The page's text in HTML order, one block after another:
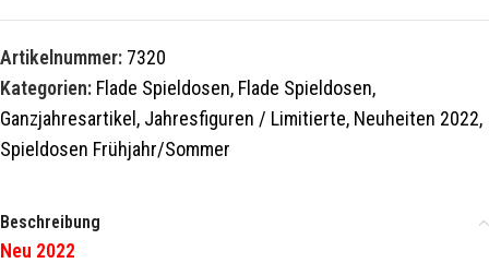
Artikelnummer: 7320
Kategorien: Flade Spieldosen, Flade Spieldosen,
Ganzjahresartikel , Jahresfiguren / Limitierte, Neuheiten 2022,
Spieldosen Frühjahr/Sommer
Beschreibung
Neu 2022